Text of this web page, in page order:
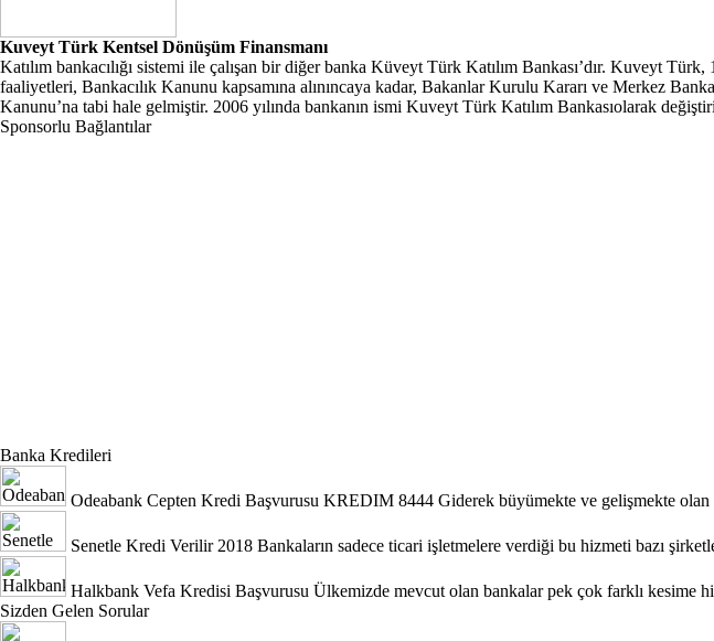
Kuveyt Türk Kentsel Dönüşüm Finansmanı
Katılım bankacılığı sistemi ile çalışan bir diğer banka Küveyt Türk Katılım Bankası’dır. Kuveyt
faaliyetleri, Bankacılık Kanunu kapsamına alınıncaya kadar, Bakanlar Kurulu Kararı ve Merkez
Kanunu’na tabi hale gelmiştir. 2006 yılında bankanın ismi Kuveyt Türk Katılım Bankasıolarak
Sponsorlu Bağlantılar
Banka Kredileri
Odeabank Cepten Kredi Başvurusu KREDIM 8444 Giderek büyümekte ve gelişmekte olan
Senetle Kredi Verilir 2018 Bankaların sadece ticari işletmelere verdiği bu hizmeti bazı
Halkbank Vefa Kredisi Başvurusu Ülkemizde mevcut olan bankalar pek çok farklı kesime
Sizden Gelen Sorular